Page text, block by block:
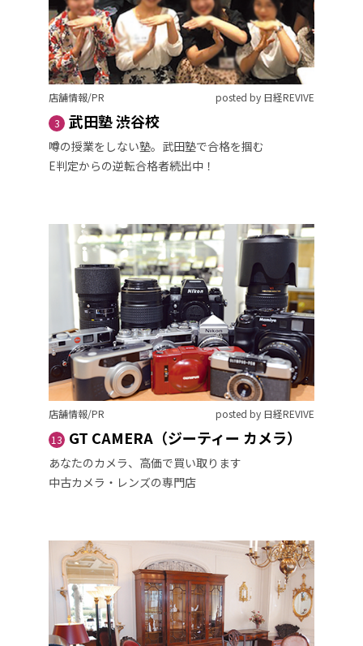
店舗情報/PR
posted by 日経REVIVE
3
武田塾 渋谷校
噂の授業をしない塾。武田塾で合格を掴む
E判定からの逆転合格者続出中！
店舗情報/PR
posted by 日経REVIVE
13 GT CAMERA（ジーティー カメラ）
あなたのカメラ、高価で買い取ります
中古カメラ・レンズの専門店